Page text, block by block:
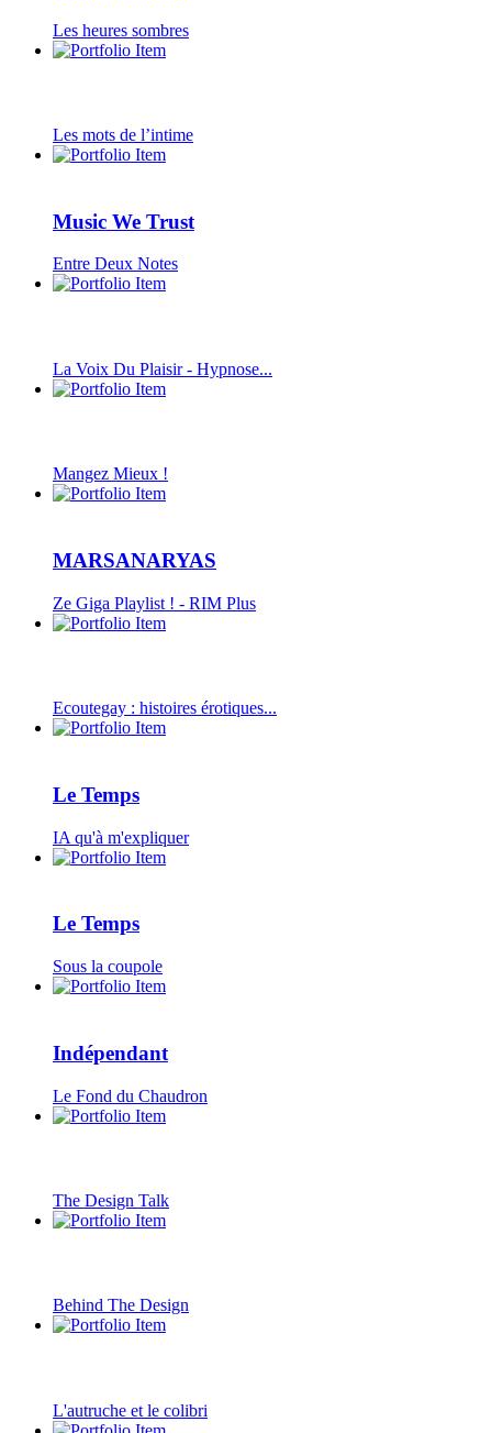
Les heures sombres
Les mots de l’intime
Music We Trust
Entre Deux Notes
La Voix Du Plaisir - Hypnose...
Mangez Mieux !
MARSANARYAS
Ze Giga Playlist ! - RIM Plus
Ecoutegay : histoires érotiques...
Le Temps
IA qu'à m'expliquer
Le Temps
Sous la coupole
Indépendant
Le Fond du Chaudron
The Design Talk
Behind The Design
L'autruche et le colibri